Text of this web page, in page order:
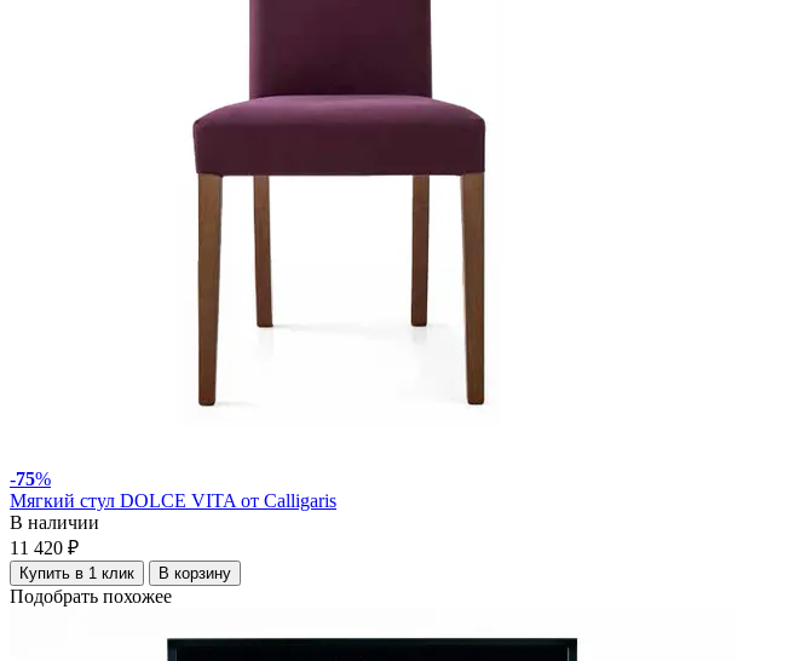
-75%
Мягкий стул DOLCE VITA от Calligaris
В наличии
11 420 ₽
Купить в 1 клик В корзину
Подобрать похожее